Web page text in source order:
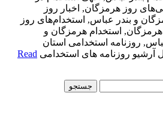
روز هرمزگان, اخبار روز
و بندر عباس, استخدام‌های روز
استخدام هرمزگان و
روزنامه استخدامی استان
روزنامه های استخدامی Read